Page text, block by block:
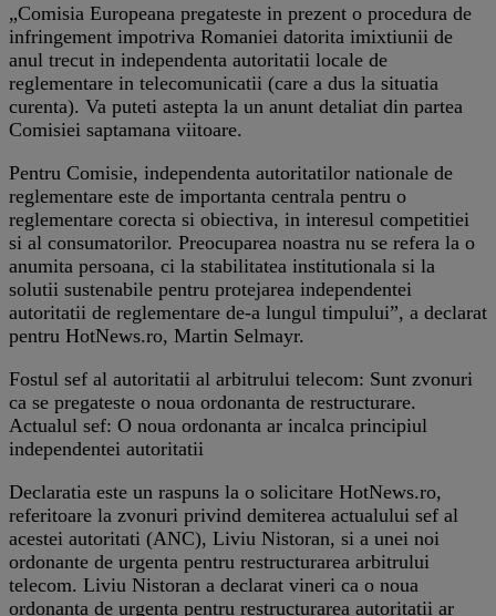
„Comisia Europeana pregateste in prezent o procedura de
infringement impotriva Romaniei datorita imixtiunii de
anul trecut in independenta autoritatii locale de
reglementare in telecomunicatii (care a dus la situatia
curenta). Va puteti astepta la un anunt detaliat din partea
Comisiei saptamana viitoare.
Pentru Comisie, independenta autoritatilor nationale de
reglementare este de importanta centrala pentru o
reglementare corecta si obiectiva, in interesul competitiei
si al consumatorilor. Preocuparea noastra nu se refera la o
anumita persoana, ci la stabilitatea institutionala si la
solutii sustenabile pentru protejarea independentei
autoritatii de reglementare de-a lungul timpului”, a declarat
pentru HotNews.ro, Martin Selmayr.
Fostul sef al autoritatii al arbitrului telecom: Sunt zvonuri
ca se pregateste o noua ordonanta de restructurare.
Actualul sef: O noua ordonanta ar incalca principiul
independentei autoritatii
Declaratia este un raspuns la o solicitare HotNews.ro,
referitoare la zvonuri privind demiterea actualului sef al
acestei autoritati (ANC), Liviu Nistoran, si a unei noi
ordonante de urgenta pentru restructurarea arbitrului
telecom. Liviu Nistoran a declarat vineri ca o noua
ordonanta de urgenta pentru restructurarea autoritatii ar